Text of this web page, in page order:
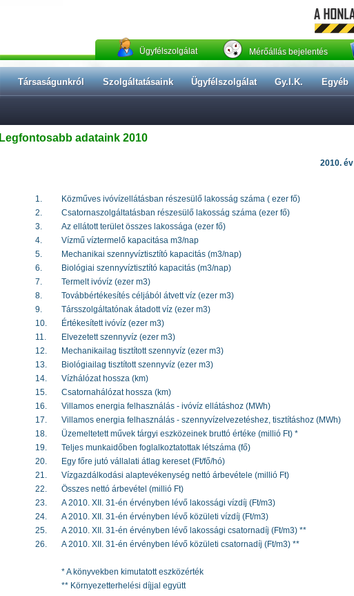
Ügyfélszolgálat Mérőállás bejelentés
Társaságunkról Szolgáltatásaink Ügyfélszolgálat Gy.I.K. Egyéb
Legfontosabb adataink 2010
2010. év
1. Közműves ivóvízellátásban részesülő lakosság száma ( ezer fő)
2.
Csatornaszolgáltatásban részesülő lakosság száma (ezer fő)
3.
Az ellátott terület összes lakossága (ezer fő)
4.
Vízmű víztermelő kapacitása m3/nap
5.
Mechanikai szennyvíztisztító kapacitás (m3/nap)
6.
Biológiai szennyvíztisztító kapacitás (m3/nap)
7.
Termelt ivóvíz (ezer m3)
8.
Továbbértékesítés céljából átvett víz (ezer m3)
9.
Társszolgáltatónak átadott víz (ezer m3)
10.
Értékesített ivóvíz (ezer m3)
11.
Elvezetett szennyvíz (ezer m3)
12.
Mechanikailag tisztított szennyvíz (ezer m3)
13.
Biológiailag tisztított szennyvíz (ezer m3)
14.
Vízhálózat hossza (km)
15.
Csatornahálózat hossza (km)
16.
Villamos energia felhasználás - ivóvíz ellátáshoz (MWh)
17.
Villamos energia felhasználás - szennyvízelvezetéshez, tisztításhoz (MWh)
18.
Üzemeltetett művek tárgyi eszközeinek bruttó értéke (millió Ft) *
19.
Teljes munkaidőben foglalkoztatottak létszáma (fő)
20.
Egy főre jutó vállalati átlag kereset (Ft/fő/hó)
21.
Vízgazdálkodási alaptevékenység nettó árbevétele (millió Ft)
22.
Összes nettó árbevétel (millió Ft)
23.
A 2010. XII. 31-én érvényben lévő lakossági vízdíj (Ft/m3)
24.
A 2010. XII. 31-én érvényben lévő közületi vízdíj (Ft/m3)
25.
A 2010. XII. 31-én érvényben lévő lakossági csatornadíj (Ft/m3) **
26.
A 2010. XII. 31-én érvényben lévő közületi csatornadíj (Ft/m3) **
* A könyvekben kimutatott eszközérték
** Környezetterhelési díjjal együtt